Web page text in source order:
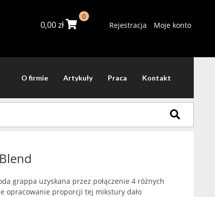
0,00zł
0
Rejestracja Moje konto
O firmie Artykuły Praca Kontakt
grappa uzyskana przez połączenie 4 różnych
opracowanie proporcji tej mikstury dało